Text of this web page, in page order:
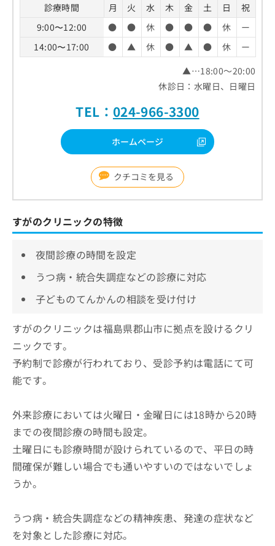
診療時間 月 火 水 木 金 土 日
祝
9:00〜12:00
● ● 休 ● ● ● 休
ー
14:00〜17:00
● ▲ 休 ● ▲ ● 休
ー
▲…18:00～20:00
休診日：水曜日、日曜日
TEL： 024-966-3300
ホームページ
クチコミを見る
すがのクリニックの特徴
夜間診療の時間を設定
うつ病・統合失調症などの診療に対応
子どものてんかんの相談を受け付け
すがのクリニックは福島県郡山市に拠点を設けるクリ
ニックです。
予約制で診療が行われており、受診予約は電話にて可
能です。
外来診療においては火曜日・金曜日には18時から20時
までの夜間診療の時間も設定。
土曜日にも診療時間が設けられているので、平日の時
間確保が難しい場合でも通いやすいのではないでしょ
うか。
うつ病・統合失調症などの精神疾患、発達の症状など
を対象とした診療に対応。